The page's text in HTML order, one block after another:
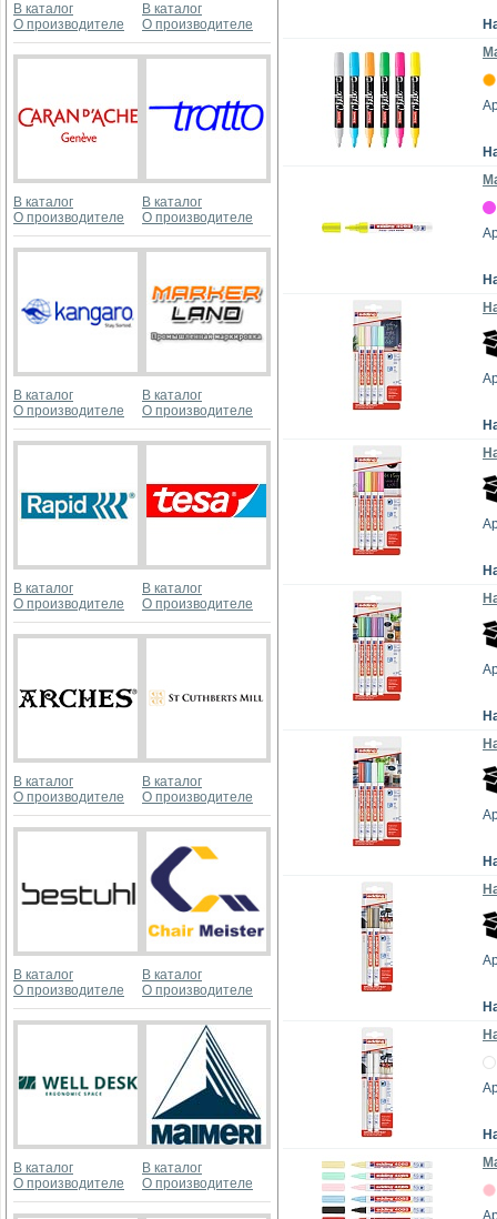
В каталог
О производителе
В каталог
О производителе
В каталог
О производителе
В каталог
О производителе
В каталог
О производителе
В каталог
О производителе
В каталог
О производителе
В каталог
О производителе
В каталог
О производителе
В каталог
О производителе
В каталог
О производителе
В каталог
О производителе
В каталог
О производителе
В каталог
О производителе